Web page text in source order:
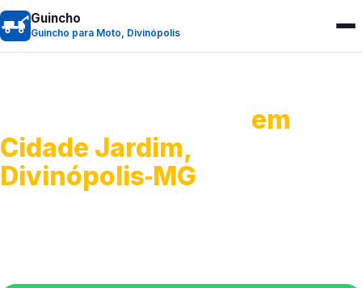
Guincho
Guincho para Moto, Divinópolis
em
Cidade Jardim,
Divinópolis‑MG